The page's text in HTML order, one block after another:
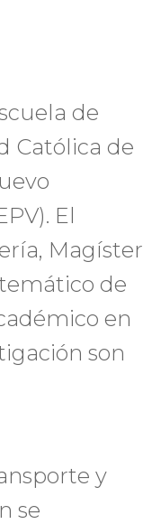
de
Católica de
El
Magíster
de
en
son
y
se